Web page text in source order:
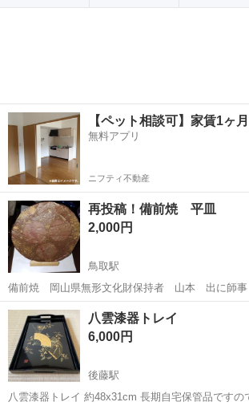
【ペット相談可】家賃1ヶ
無料アプリ
ニフティ不動産
再投稿！備前焼 平皿
2,000円
鳥取駅
備前焼 岡山県無形文化財保持者 山本 出に師
に贈呈 広島カープのノベルティ備前焼作品の
いる香神窯の陶芸家 香山善弘の作品です 平皿
20cmの 円形です 知人から 貰いま...
鳥取 鳥取市 鳥取駅 食器
八雲漆器トレイ
6,000円
後藤駅
八雲漆器トレイ 約48x31cm 長期自宅保管品ですので画像を見てご判断